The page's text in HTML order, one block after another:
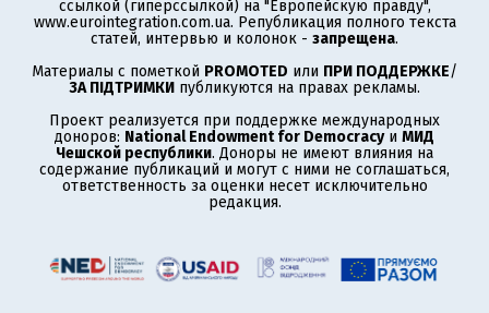
ссылкой (гиперссылкой) на "Европейскую правду",
www.eurointegration.com.ua. Републикация полного текста
статей, интервью и колонок - запрещена.
Материалы с пометкой PROMOTED или ПРИ ПОДДЕРЖКЕ/
ЗА ПІДТРИМКИ публикуются на правах рекламы.
Проект реализуется при поддержке международных
доноров: National Endowment for Democracyи МИД
Чешской республики. Доноры не имеют влияния на
содержание публикаций и могут с ними не соглашаться,
ответственность за оценки несет исключительно
редакция.